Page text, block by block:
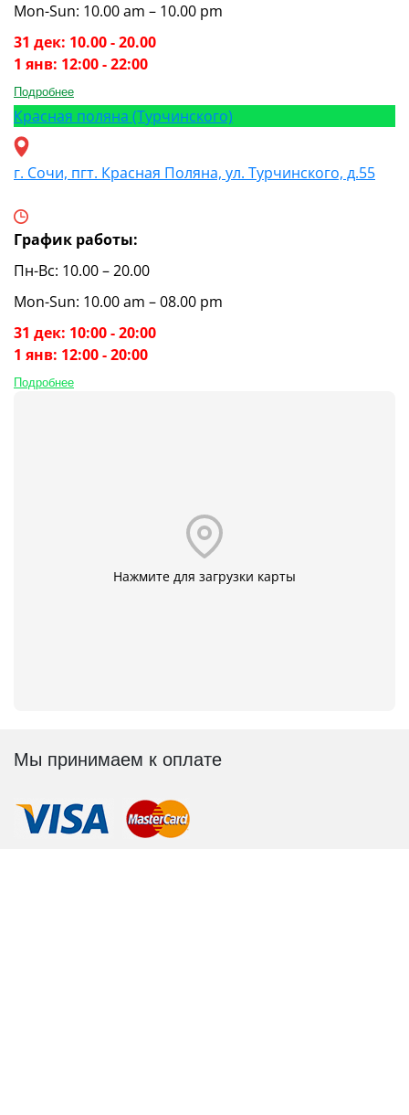
Mon-Sun: 10.00 am – 10.00 pm
31 дек: 10.00 - 20.00
1 янв: 12:00 - 22:00
Подробнее
Красная поляна (Турчинского)
г. Сочи, пгт. Красная Поляна, ул. Турчинского, д.55
График работы:
Пн-Вс: 10.00 – 20.00
Mon-Sun: 10.00 am – 08.00 pm
31 дек: 10:00 - 20:00
1 янв: 12:00 - 20:00
Подробнее
Нажмите для загрузки карты
Мы принимаем к оплате